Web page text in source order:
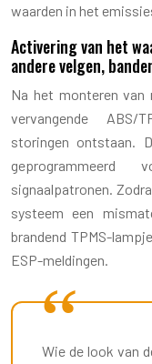
waarden in het
Activering van het
andere velgen,
Na het monteren van
vervangende ABS/
storingen ontstaan.
signaalpatronen.
systeem een
brandend TPMS-
ESP-meldingen.
Wie de look van